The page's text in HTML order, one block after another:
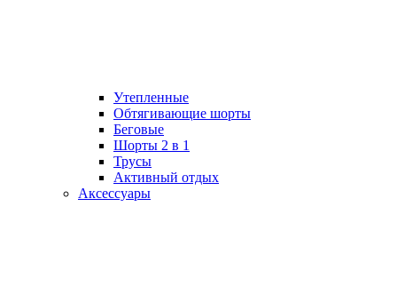
Утепленные
Обтягивающие шорты
Беговые
Шорты 2 в 1
Трусы
Активный отдых
Аксессуары